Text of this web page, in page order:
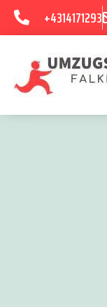
+4314171293